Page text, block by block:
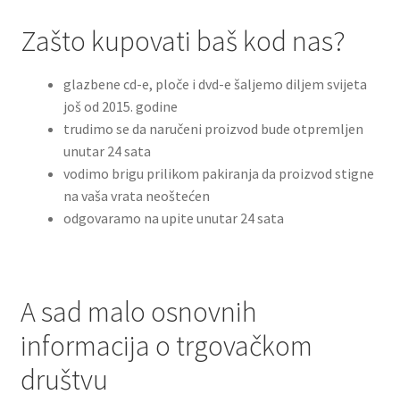
Kontakt
Zašto kupovati baš kod nas?
glazbene cd-e, ploče i dvd-e šaljemo diljem svijeta
još od 2015. godine
trudimo se da naručeni proizvod bude otpremljen
unutar 24 sata
vodimo brigu prilikom pakiranja da proizvod stigne
na vaša vrata neoštećen
odgovaramo na upite unutar 24 sata
A sad malo osnovnih
informacija o trgovačkom
društvu